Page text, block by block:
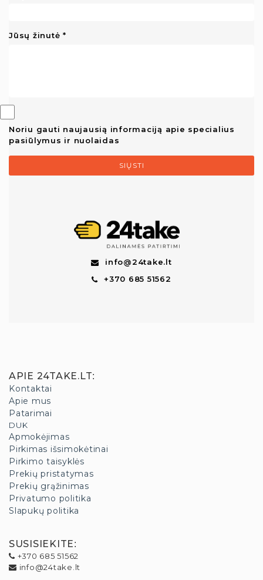
Jūsų žinutė
Noriu gauti naujausią informaciją apie specialius
pasiūlymus ir nuolaidas
SIŲSTI
info@24take.lt
+370 685 51562
APIE 24TAKE.LT:
Kontaktai
Apie mus
Patarimai
DUK
Apmokėjimas
Pirkimas išsimokėtinai
Pirkimo taisyklės
Prekių pristatymas
Prekių grąžinimas
Privatumo politika
Slapukų politika
SUSISIEKITE:
+370 685 51562
info@24take.lt